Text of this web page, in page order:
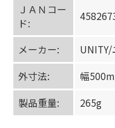
ＪＡＮコー
ド:
メーカー:
UNITY/
外寸法:
幅
製品重量:
265g